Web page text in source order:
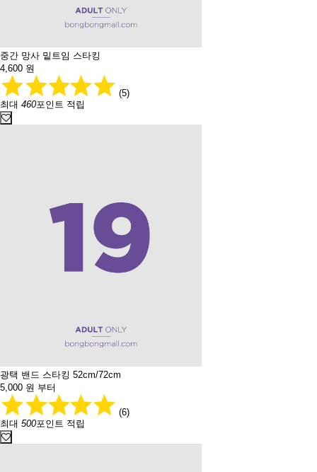
중간 망사 밑트임 스타킹
4,600 원
(5)
최대 460포인트 적립
광택 밴드 스타킹 52cm/72cm
5,000 원 부터
(6)
최대 500포인트 적립